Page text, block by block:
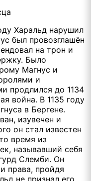
Харальд нарушил
был провозглашён
на трон и
Было
Магнус и
и
продлился до 1134
война. В 1135 году
в Бергене.
изувечен и
он стал известен
время из
называвший себя
Слемби. Он
права, пройдя